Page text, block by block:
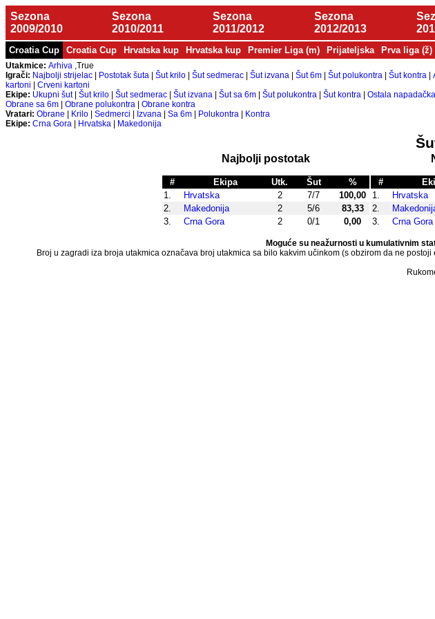
Sezona
2009/2010
Sezona
2010/2011
Sezona
2011/2012
Sezona
2012/2013
Croatia Cup Croatia Cup Hrvatska kup Hrvatska kup Premier Liga (m) Prijateljska Prva liga (ž)
Utakmice: Arhiva ,True
Igrači: Najbolji strijelac Postotak šuta Šut krilo Šut sedmerac Šut izvana Šut 6m Šut polukontra Šut kontra
kartoni
Crveni kartoni
Ekipe: Ukupni šut| Šut krilo Šut sedmerac Šut izvana Šut sa 6m Šut polukontra Šut kontra Ostala
Obrane sa 6m
Obrane polukontra
Obrane kontra
Vratari: Obrane Krilo Sedmerci Izvana Sa 6m Polukontra
Kontra
Ekipe: Crna Gora Hrvatska Makedonija
Najbolji postotak
# Ekipa Utk. Šut
%
1.
Hrvatska 2 7/7
100,00
2.
Makedonija 2 5/6
83,33
3.
Crna Gora 2 0/1 0,00
#
1.
Hrvatska
2.
3.
Crna Gora
Moguće su neažurnosti u kumulativnim
Broj u zagradi iza broja utakmica označava broj utakmica sa bilo kakvim učinkom (s obzirom da ne